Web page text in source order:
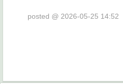
posted @ 2026-05-25 14:52